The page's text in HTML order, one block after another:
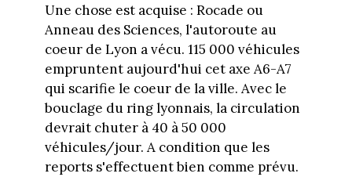
Une chose est acquise : Rocade ou
Anneau des Sciences, l'autoroute au
coeur de Lyon a vécu. 115 000 véhicules
empruntent aujourd'hui cet axe A6-A7
qui scarifie le coeur de la ville. Avec le
bouclage du ring lyonnais, la circulation
devrait chuter à 40 à 50 000
véhicules/jour. A condition que les
reports s'effectuent bien comme prévu.